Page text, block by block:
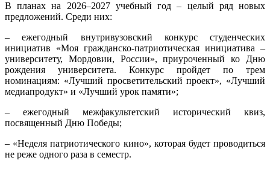
В планах на 2026–2027 учебный год – целый ряд новых
предложений. Среди них:
– ежегодный внутривузовский конкурс студенческих
инициатив «Моя гражданско-патриотическая инициатива –
университету, Мордовии, России», приуроченный ко Дню
рождения университета. Конкурс пройдет по трем
номинациям: «Лучший просветительский проект», «Лучший
медиапродукт» и «Лучший урок памяти»;
– ежегодный межфакультетский исторический квиз,
посвященный Дню Победы;
– «Неделя патриотического кино», которая будет проводиться
не реже одного раза в семестр.